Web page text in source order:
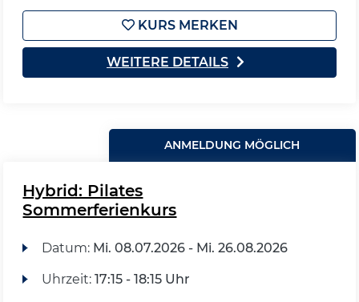
KURS MERKEN
WEITERE DETAILS
ANMELDUNG MÖGLICH
Hybrid: Pilates
Sommerferienkurs
Datum: Mi. 08.07.2026 - Mi. 26.08.2026
Uhrzeit: 17:15 - 18:15 Uhr